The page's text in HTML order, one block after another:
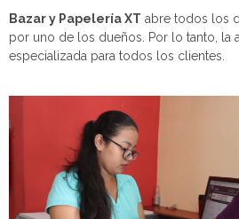
Bazar y Papelería XT abre todos los
por uno de los dueños. Por lo tanto, la
especializada para todos los clientes.